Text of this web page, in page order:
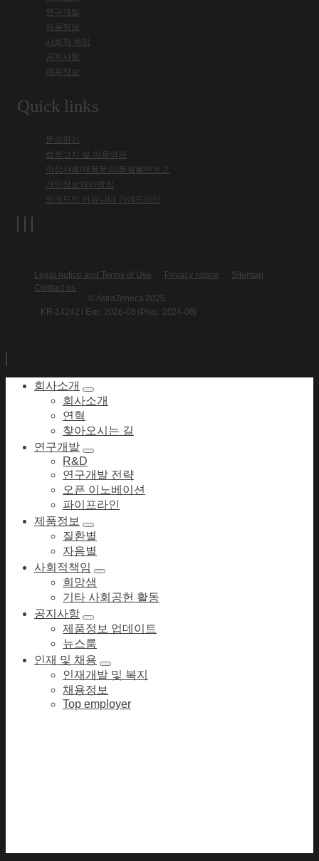
연구개발
제품정보
사회적 책임
공지사항
채용정보
Quick links
문의하기
법적고지 및 이용약관
이상사례/제품문의/품질불만보고
개인정보처리방침
링크드인 커뮤니티 가이드라인
Legal notice and Terms of Use Privacy notice
Sitemap
Contact us
© AstraZeneca 2025
KR-14242 l Exp. 2026-08 (Prep. 2024-08)
회사소개
회사소개
연혁
찾아오시는 길
연구개발
R&D
연구개발 전략
오픈 이노베이션
파이프라인
제품정보
질환별
자음별
사회적책임
희망샘
기타 사회공헌 활동
공지사항
제품정보 업데이트
뉴스룸
인재 및 채용
인재개발 및 복지
채용정보
Top employer